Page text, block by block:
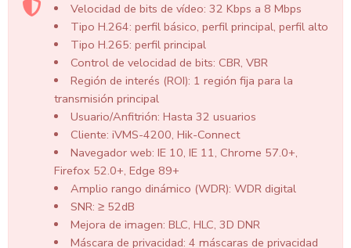
Velocidad de bits de vídeo: 32 Kbps a 8 Mbps
Tipo H.264: perfil básico, perfil principal, perfil alto
Tipo H.265: perfil principal
Control de velocidad de bits: CBR, VBR
Región de interés (ROI): 1 región fija para la
transmisión principal
Usuario/Anfitrión: Hasta 32 usuarios
Cliente: iVMS-4200, Hik-Connect
Navegador web: IE 10, IE 11, Chrome 57.0+,
Firefox 52.0+, Edge 89+
Amplio rango dinámico (WDR): WDR digital
SNR: ≥ 52dB
Mejora de imagen: BLC, HLC, 3D DNR
Máscara de privacidad: 4 máscaras de privacidad